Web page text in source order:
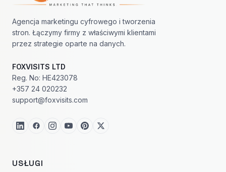
Agencja marketingu cyfrowego i tworzenia
stron. Łączymy firmy z właściwymi klientami
przez strategie oparte na danych.
FOXVISITS LTD
Reg. No: HE423078
+357 24 020232
support@foxvisits.com
USŁUGI